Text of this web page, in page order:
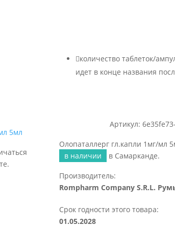
количество таблеток/
идет в конце названия
Артикул:
Олопаталлерг гл.капли 1мг/мл
в наличии
в Самарканде.
Производитель:
Rompharm Company S.R.L.
Срок годности этого товара:
01.05.2028